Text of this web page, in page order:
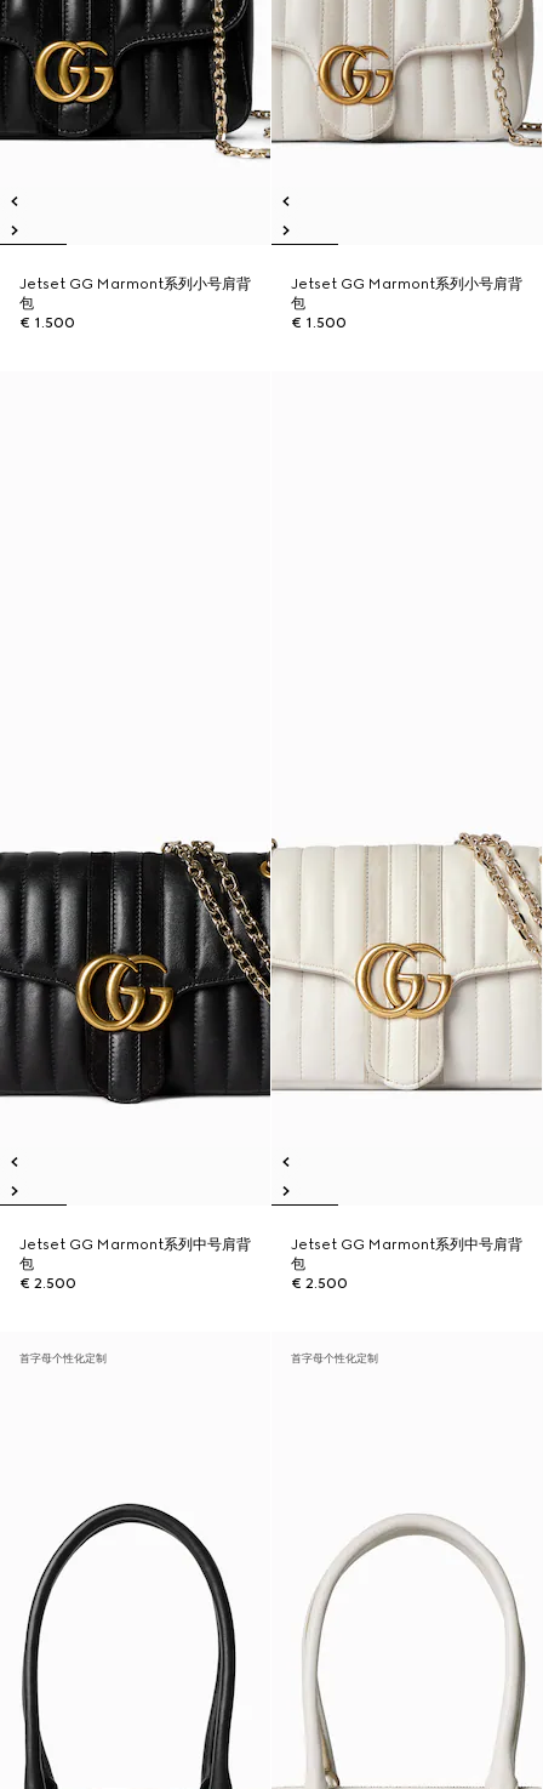
Jetset GG Marmont系列小号肩背
包
€ 1.500
Jetset GG Marmont系列小号肩背
包
€ 1.500
Jetset GG Marmont系列中号肩背
包
€ 2.500
Jetset GG Marmont系列中号肩背
包
€ 2.500
首字母个性化定制 首字母个性化定制